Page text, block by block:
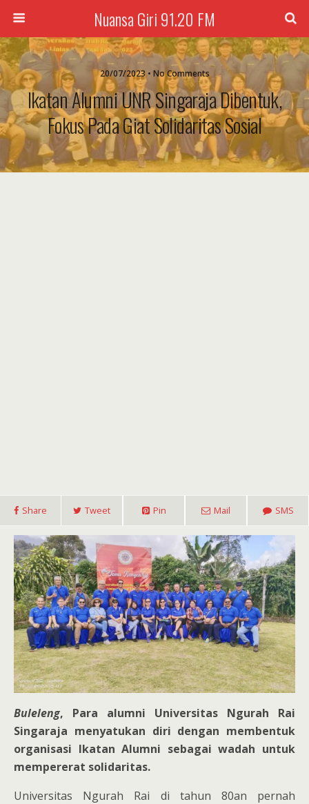
Nuansa Giri 91.20 FM
20/07/2023 • No Comments
Ikatan Alumni UNR Singaraja Dibentuk,
Fokus Pada Giat Solidaritas Sosial
Share Tweet Pin Mail SMS
Buleleng, Para alumni Universitas Ngurah Rai
Singaraja menyatukan diri dengan membentuk
organisasi Ikatan Alumni sebagai wadah untuk
mempererat solidaritas.
Universitas Ngurah Rai di tahun 80an pernah